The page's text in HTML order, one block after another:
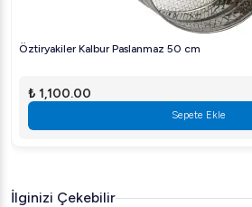
Öztiryakiler Kalbur Paslanmaz 50 cm
₺ 1,100.00
Sepete Ekle
İlginizi Çekebilir